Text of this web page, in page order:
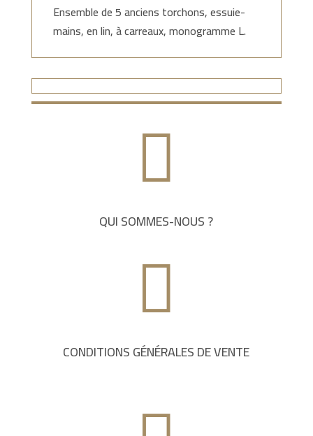
Ensemble de 5 anciens torchons, essuie-
mains, en lin, à carreaux, monogramme L.

QUI SOMMES-NOUS ?

CONDITIONS GÉNÉRALES DE VENTE